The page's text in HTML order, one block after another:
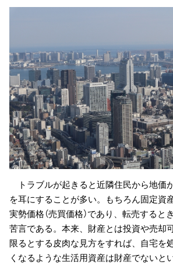
トラブルが起きると近隣住民から地価
を耳にすることが多い。もちろん固定資
実勢価格（売買価格）であり、転売すると
苦言である。本来、財産とは投資や売却
限るとする皮肉な見方をすれば、自宅を
くなるような生活用資産は財産でないと